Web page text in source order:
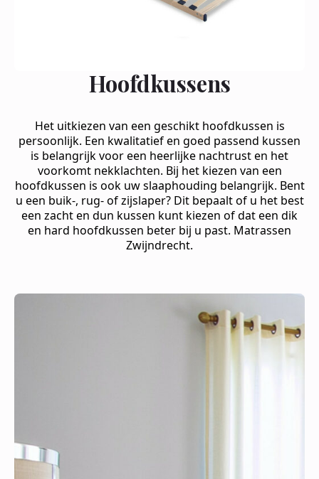
Hoofdkussens
Het uitkiezen van een geschikt hoofdkussen is
persoonlijk. Een kwalitatief en goed passend kussen
is belangrijk voor een heerlijke nachtrust en het
voorkomt nekklachten. Bij het kiezen van een
hoofdkussen is ook uw slaaphouding belangrijk. Bent
u een buik-, rug- of zijslaper? Dit bepaalt of u het best
een zacht en dun kussen kunt kiezen of dat een dik
en hard hoofdkussen beter bij u past. Matrassen
Zwijndrecht.